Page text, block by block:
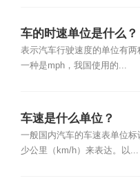
车的时速单位是什么？
表示汽车行驶速度的单位有两
一种是mph，我国使用的...
车速是什么单位？
一般国内汽车的车速表单位标
少公里（km/h）来表达。以...